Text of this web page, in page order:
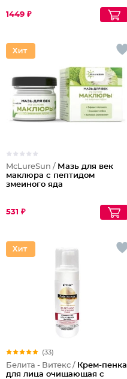
1449 ₽
McLureSun / Мазь для век
маклюра с пептидом
змеиного яда
531 ₽
(33)
Белита - Витекс / Крем-пенка
для лица очищающая с